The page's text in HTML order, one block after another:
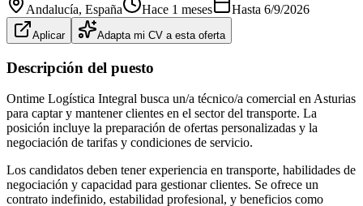
Andalucía, España Hace 1 meses Hasta 6/9/2026
Aplicar Adapta mi CV a esta oferta
Descripción del puesto
Ontime Logística Integral busca un/a técnico/a comercial en Asturias
para captar y mantener clientes en el sector del transporte. La
posición incluye la preparación de ofertas personalizadas y la
negociación de tarifas y condiciones de servicio.
Los candidatos deben tener experiencia en transporte, habilidades de
negociación y capacidad para gestionar clientes. Se ofrece un
contrato indefinido, estabilidad profesional, y beneficios como